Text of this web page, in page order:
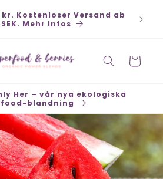
Kostenloser Versand ab
Mehr Infos
Warenkorb
Her – vår nya ekologiska
blandning